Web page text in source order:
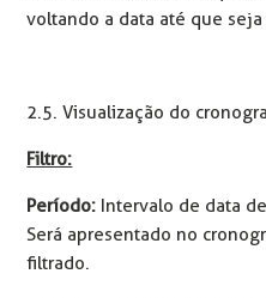
voltando a data até que seja
2.5. Visualização do
Filtro:
Período: Intervalo de data
Será apresentado no
filtrado.